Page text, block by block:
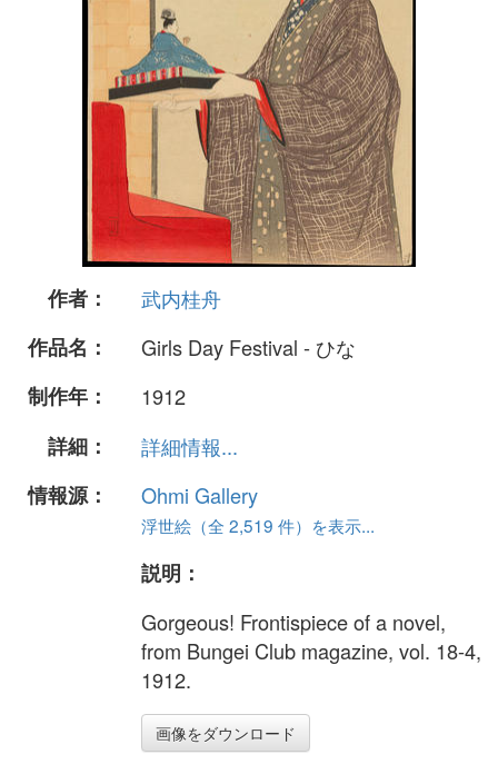
作者：
武内桂舟
作品名：
Girls Day Festival - ひな
制作年：
1912
詳細：
詳細情報...
情報源：
Ohmi Gallery
浮世絵（全 2,519 件）を表示...
説明：
Gorgeous! Frontispiece of a novel,
from Bungei Club magazine, vol. 18-4,
1912.
画像をダウンロード